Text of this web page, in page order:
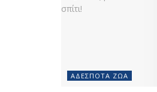
ΑΔΈΣΠΟΤΑ ΖΏΑ